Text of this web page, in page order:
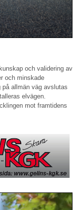
och validering av
och minskade
allmän väg avslutas
elvägen.
mot framtidens